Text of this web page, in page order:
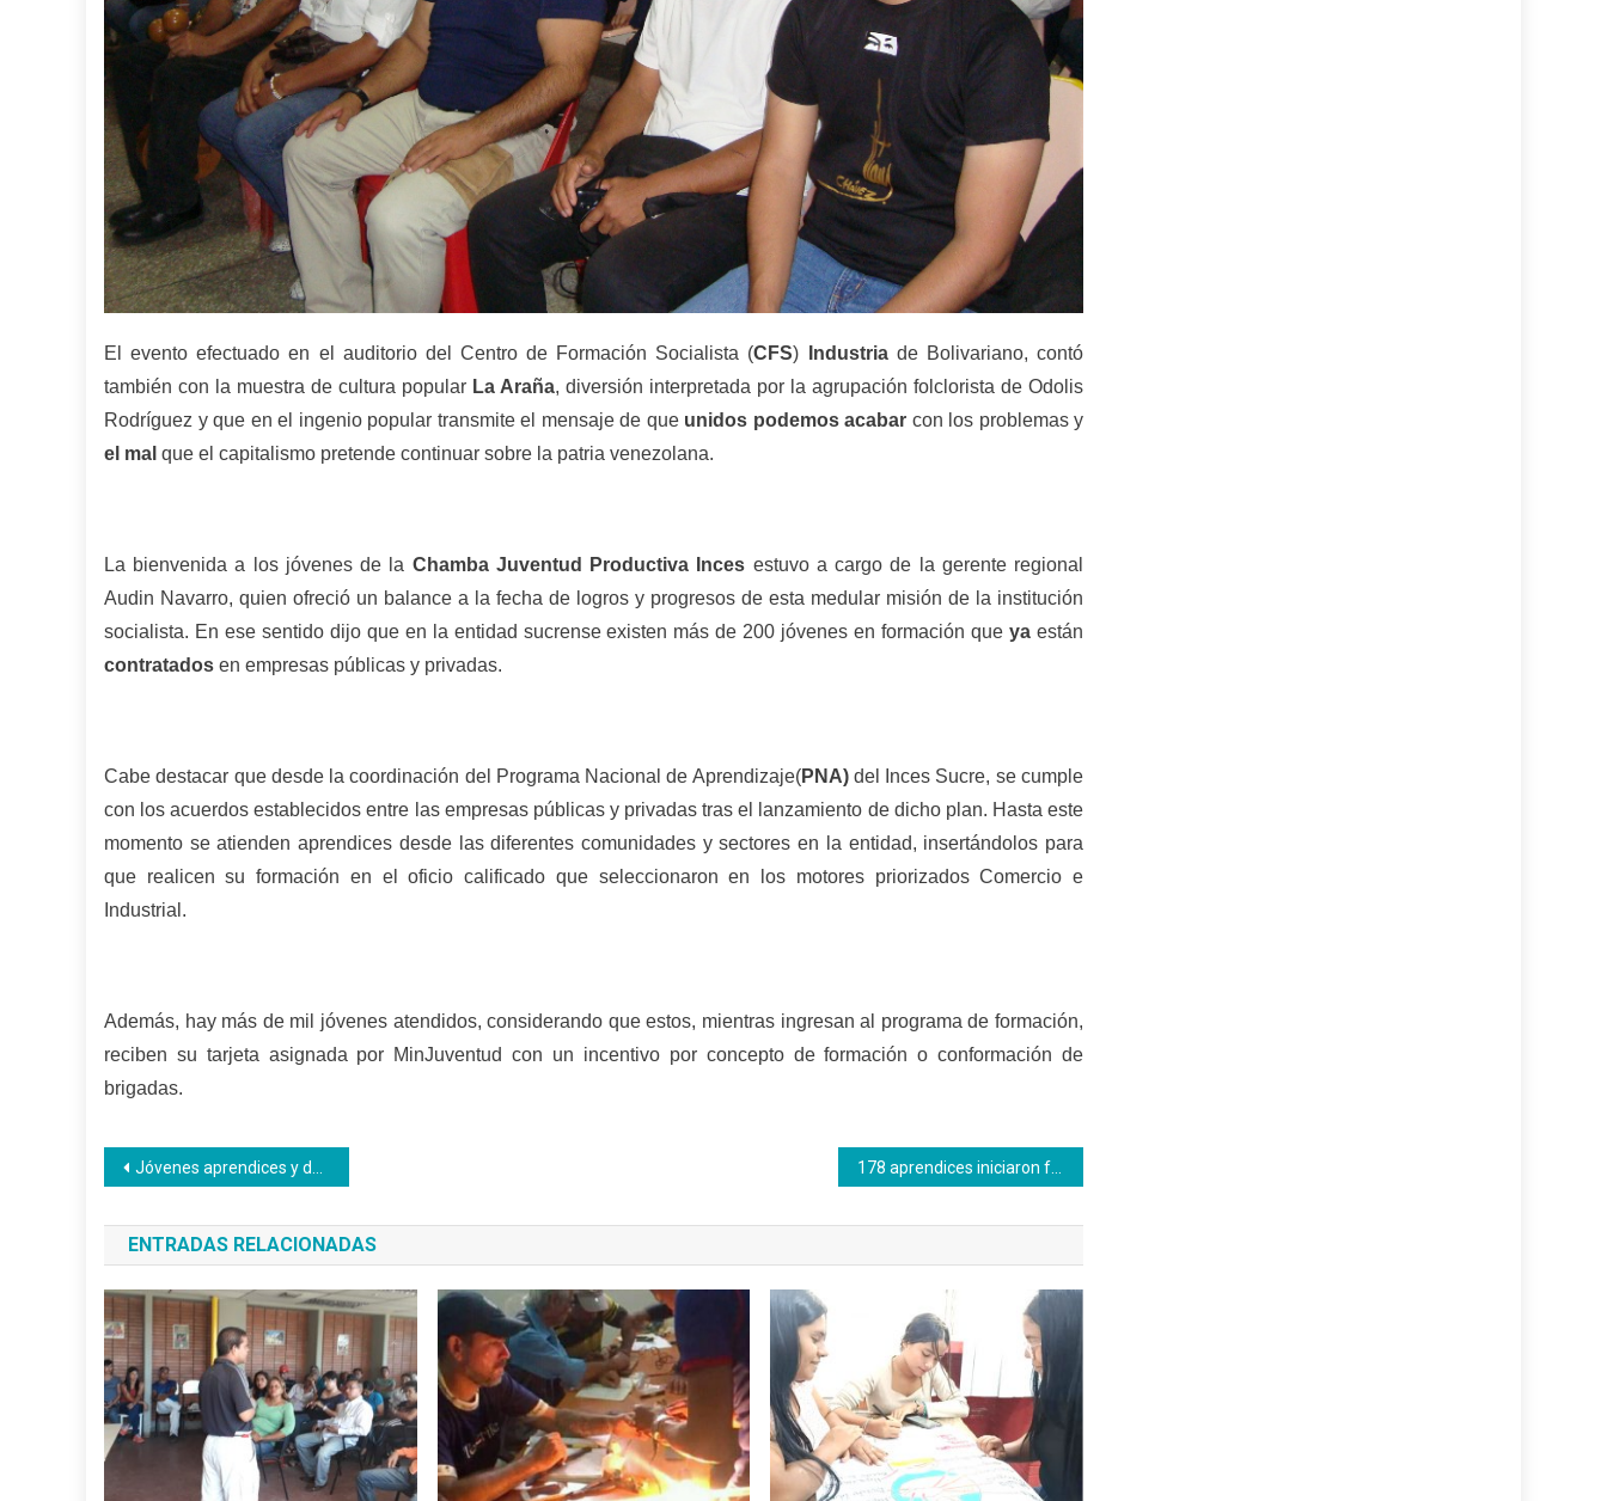
El evento efectuado en el auditorio del Centro de Formación Socialista (CFS) Industriade Bolivariano, contó
también con la muestra de cultura popular La Araña, diversión interpretada por la agrupación folclorista de Odolis
Rodríguez y que en el ingenio popular transmite el mensaje de que unidos podemos acabar con los problemas y
el mal que el capitalismo pretende continuar sobre la patria venezolana.
La bienvenida a los jóvenes de la Chamba Juventud Productiva Inces estuvo a cargo de la gerente regional
Audin Navarro, quien ofreció un balance a la fecha de logros y progresos de esta medular misión de la institución
socialista. En ese sentido dijo que en la entidad sucrense existen más de 200 jóvenes en formación queya están
contratados en empresas públicas y privadas.
Cabe destacar que desde la coordinación del Programa Nacional de Aprendizaje(PNA)del Inces Sucre, se cumple
con los acuerdos establecidos entre las empresas públicas y privadas tras el lanzamiento de dicho plan. Hasta este
momento se atienden aprendices desde las diferentes comunidades y sectores en la entidad, insertándolos para
que realicen su formación en el oficio calificado que seleccionaron en los motores priorizados Comercio e
Industrial.
Además, hay más de mil jóvenes atendidos, considerando que estos, mientras ingresan al programa de formación,
reciben su tarjeta asignada por MinJuventud con un incentivo por concepto de formación o conformación de
brigadas.
Navegación
de
entradas
Jóvenes aprendices y de la comunidad certificados en Barbería 178 aprendices iniciaron formación con la Gran Misión Chamba Juvenil
ENTRADAS RELACIONADAS